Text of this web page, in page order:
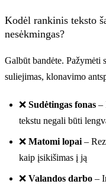
Kodėl rankinis teksto
nesėkmingas?
Galbūt bandėte. Pažymėti
suliejimas, klonavimo
❌ Sudėtingas fonas –
tekstu negali būti
❌ Matomi lopai –
kaip įsikišimas į ją
❌ Valandos darbo –